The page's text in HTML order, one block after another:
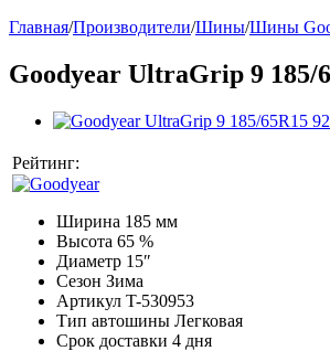
Главная/Производители/Шины/Шины
Goodyear UltraGrip 9 185/
Рейтинг:
Ширина 185 мм
Высота 65 %
Диаметр 15″
Сезон Зима
Артикул T-530953
Тип автошины Легковая
Срок доставки 4 дня